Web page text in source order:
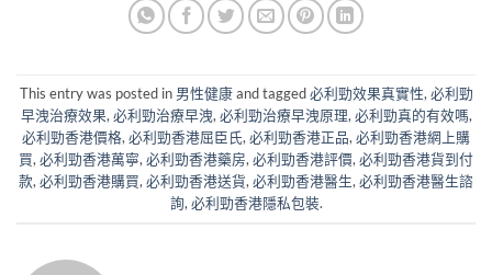
This entry was posted in 男性健康and tagged必利勁效果真實性,必利勁
早洩治療效果,必利勁治療早洩,必利勁治療早洩原理,必利勁真的有效嗎,
必利勁香港價格,必利勁香港屈臣氏,必利勁香港正品,必利勁香港網上購
買,必利勁香港萬寧,必利勁香港藥房,必利勁香港評價,必利勁香港貨到付
款,必利勁香港購買,必利勁香港送貨,必利勁香港醫生,必利勁香港醫生諮
詢,必利勁香港隱私包裝.